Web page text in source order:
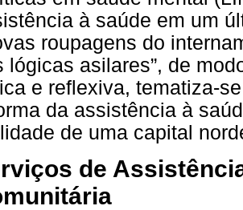
à saúde em um
roupagens do
lógicas asilares”, de
e reflexiva, tematiza-
da assistência à
de uma capital
de